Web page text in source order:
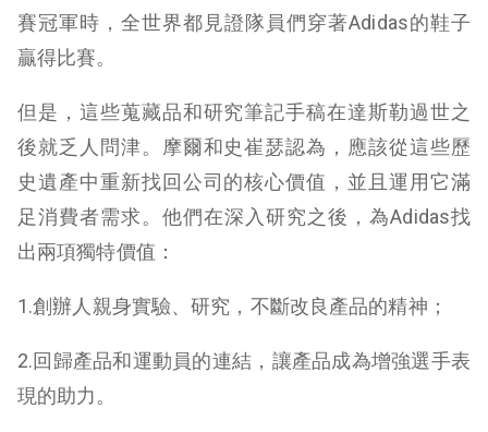
賽冠軍時，全世界都見證隊員們穿著Adidas的鞋子
贏得比賽。
但是，這些蒐藏品和研究筆記手稿在達斯勒過世之
後就乏人問津。摩爾和史崔瑟認為，應該從這些歷
史遺產中重新找回公司的核心價值，並且運用它滿
足消費者需求。他們在深入研究之後，為Adidas找
出兩項獨特價值：
1.創辦人親身實驗、研究，不斷改良產品的精神；
2.回歸產品和運動員的連結，讓產品成為增強選手表
現的助力。